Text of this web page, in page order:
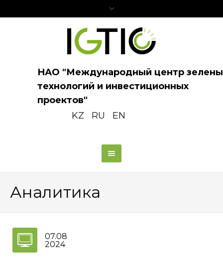
НАО "Международный центр
технологий и инвестиционных
проектов"
KZ
RU EN
Аналитика
07.08
2024